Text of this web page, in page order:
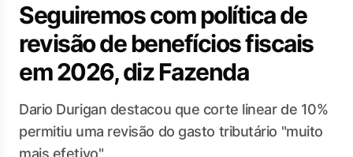
Seguiremos com política de
revisão de benefícios fiscais
em 2026, diz Fazenda
Dario Durigan destacou que corte linear de 10%
permitiu uma revisão do gasto tributário "muito
mais efetivo"